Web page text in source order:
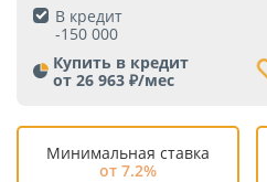
В кредит
-150 000
Купить в кредит
от 26 963 ₽/мес
Минимальная ставка
от 7.2%